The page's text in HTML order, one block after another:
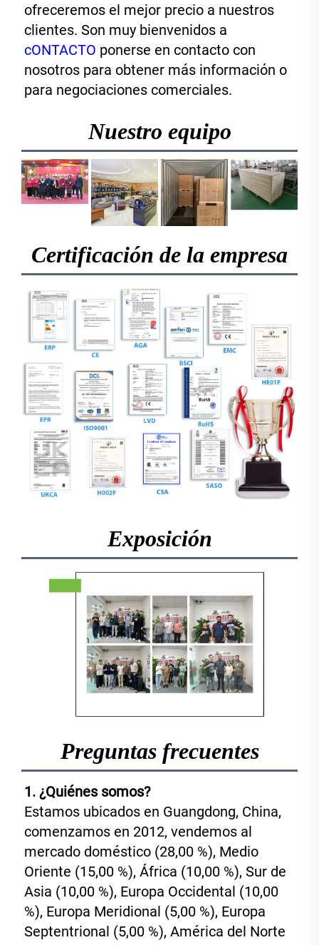
ofreceremos el mejor precio a nuestros
cONTACTO ponerse en contacto con
nosotros para obtener más información o
para negociaciones comerciales.
Nuestro equipo
Certificación de la empresa
Exposición
Preguntas frecuentes
1. ¿Quiénes somos?
Estamos ubicados en Guangdong, China,
comenzamos en 2012, vendemos al
mercado doméstico (28,00 %), Medio
Oriente (15,00 %), África (10,00 %), Sur de
Asia (10,00 %), Europa Occidental (10,00
%), Europa Meridional (5,00 %), Europa
Septentrional (5,00 %), América del Norte